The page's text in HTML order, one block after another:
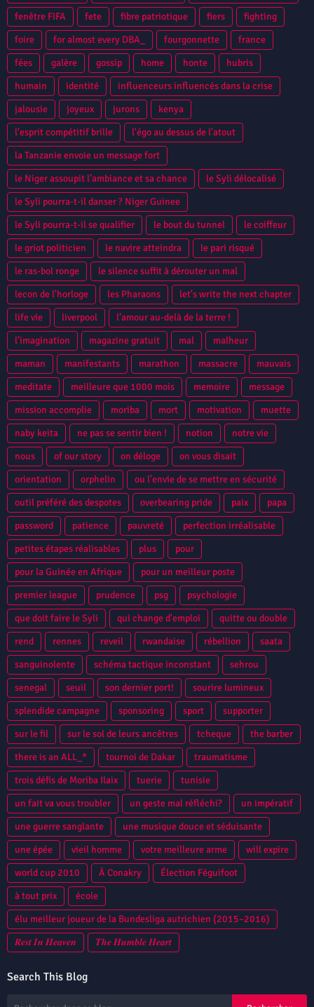
fenêtre FIFA
fete fibre patriotique fiers
fighting
foire
for almost every DBA_ fourgonnette
france
fées
galère gossip home honte
hubris
humain
identité
influenceurs influencés dans la crise
jalousie
joyeux jurons
kenya
l'esprit compétitif brille
l'égo au dessus de l'atout
la Tanzanie envoie un message fort
le Niger assoupit l’ambiance et sa chance
le Syli délocalisé
le Syli pourra-t-il danser ? Niger Guinee
le Syli pourra-t-il se qualifier
le bout du tunnel
le coiffeur
le griot politicien
le navire atteindra
le pari risqué
le ras-bol ronge
le silence suffit à dérouter un mal
lecon de l'horloge
les Pharaons
let's write the next chapter
life vie
liverpool
l’amour au-delà de la terre !
l’imagination
magazine gratuit mal
malheur
maman
manifestants marathon massacre
mauvais
meditate
meilleure que 1000 mois memoire
message
mission accomplie
moriba mort motivation
muette
naby keita
ne pas se sentir bien ! notion
notre vie
nous
of our story on déloge
on vous disait
orientation
orphelin
ou l’envie de se mettre en sécurité
outil préféré des despotes
overbearing pride paix
papa
password
patience pauvreté
perfection irréalisable
petites étapes réalisables
plus
pour
pour la Guinée en Afrique
pour un meilleur poste
premier league
prudence psg
psychologie
que doit faire le Syli
qui change d'emploi
quitte ou double
rend
rennes reveil rwandaise rébellion
saata
sanguinolente
schéma tactique inconstant
sehrou
senegal
seuil son dernier port!
sourire lumineux
splendide campagne
sponsoring sport
supporter
sur le fil
sur le sol de leurs ancêtres tcheque
the barber
there is an ALL_*
tournoi de Dakar
traumatisme
trois défis de Moriba Ilaix
tuerie
tunisie
un fait va vous troubler
un geste mal réfléchi?
un impératif
une guerre sanglante
une musique douce et séduisante
une épée
vieil homme votre meilleure arme
will expire
world cup 2010
À Conakry
Élection Féguifoot
à tout prix
école
élu meilleur joueur de la Bundesliga autrichien (2015–2016)
𝑹𝒆𝒔𝒕 𝑰𝒏 𝑯𝒆𝒂𝒗𝒆𝒏
𝑻𝒉𝒆 𝑯𝒖𝒎𝒃𝒍𝒆 𝑯𝒆𝒂𝒓𝒕
Search This Blog